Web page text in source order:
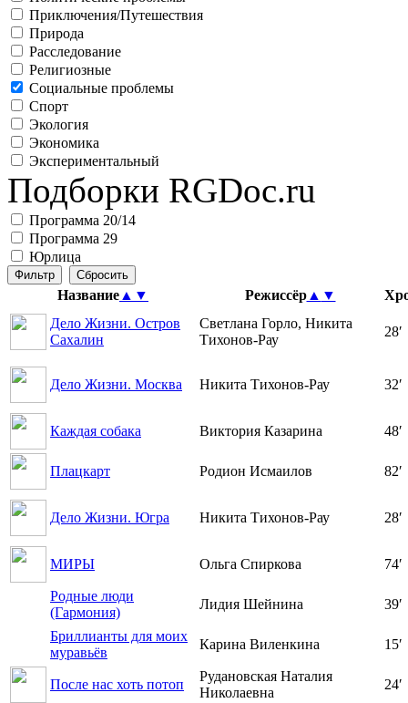
Приключения/Путешествия
Природа
Расследование
Религиозные
Социальные проблемы
Спорт
Экология
Экономика
Экспериментальный
Подборки RGDoc.ru
Программа 20/14
Программа 29
Юрлица
Название ▲ ▼ Режиссёр▲ ▼
Дело Жизни. Остров
Сахалин
Светлана Горло, Никита
Тихонов-Рау
28′
Дело Жизни. Москва Никита Тихонов-Рау 32′
Каждая собака Виктория Казарина 48′
Плацкарт Родион Исмаилов 82′
Дело Жизни. Югра Никита Тихонов-Рау 28′
МИРЫ Ольга Спиркова 74′
Родные люди
(Гармония)
Лидия Шейнина 39′
Бриллианты для моих
муравьёв
Карина Виленкина 15′
После нас хоть потоп
Рудановская Наталия
Николаевна
24′